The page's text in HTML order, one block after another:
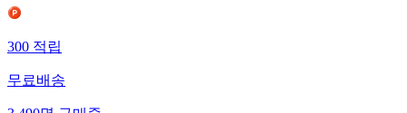
300적립
무료배송